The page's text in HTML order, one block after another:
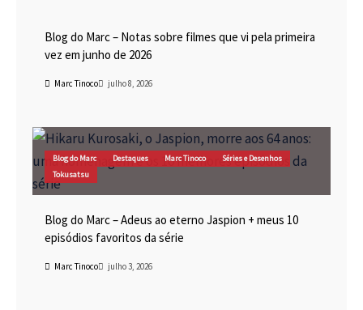
Blog do Marc – Notas sobre filmes que vi pela primeira
vez em junho de 2026
Marc Tinoco julho 8, 2026
Blog do Marc Destaques Marc Tinoco
Séries e Desenhos
Tokusatsu
Blog do Marc – Adeus ao eterno Jaspion + meus 10
episódios favoritos da série
Marc Tinoco julho 3, 2026